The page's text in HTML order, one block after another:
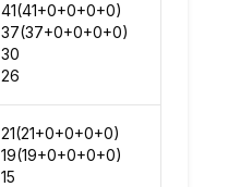
41(41+0+0+0+0)
37(37+0+0+0+0)
30
26
21(21+0+0+0+0)
19(19+0+0+0+0)
15